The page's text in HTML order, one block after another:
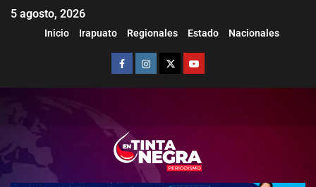
5 agosto, 2026
Inicio Irapuato Regionales Estado Nacionales